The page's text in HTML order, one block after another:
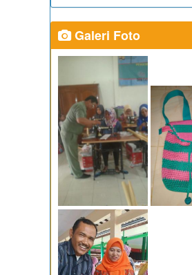
Galeri Foto